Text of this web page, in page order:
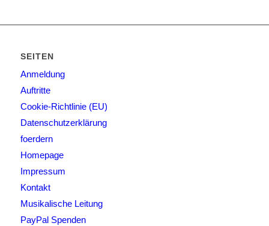
SEITEN
Anmeldung
Auftritte
Cookie-Richtlinie (EU)
Datenschutzerklärung
foerdern
Homepage
Impressum
Kontakt
Musikalische Leitung
PayPal Spenden